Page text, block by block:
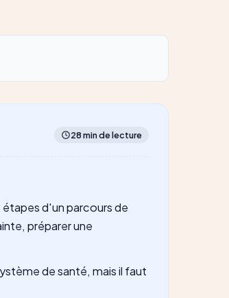
28 min de lecture
d'un parcours de
préparer une
de santé, mais il faut